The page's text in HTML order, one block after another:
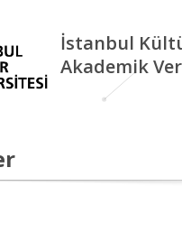
İstanbul
Akademik